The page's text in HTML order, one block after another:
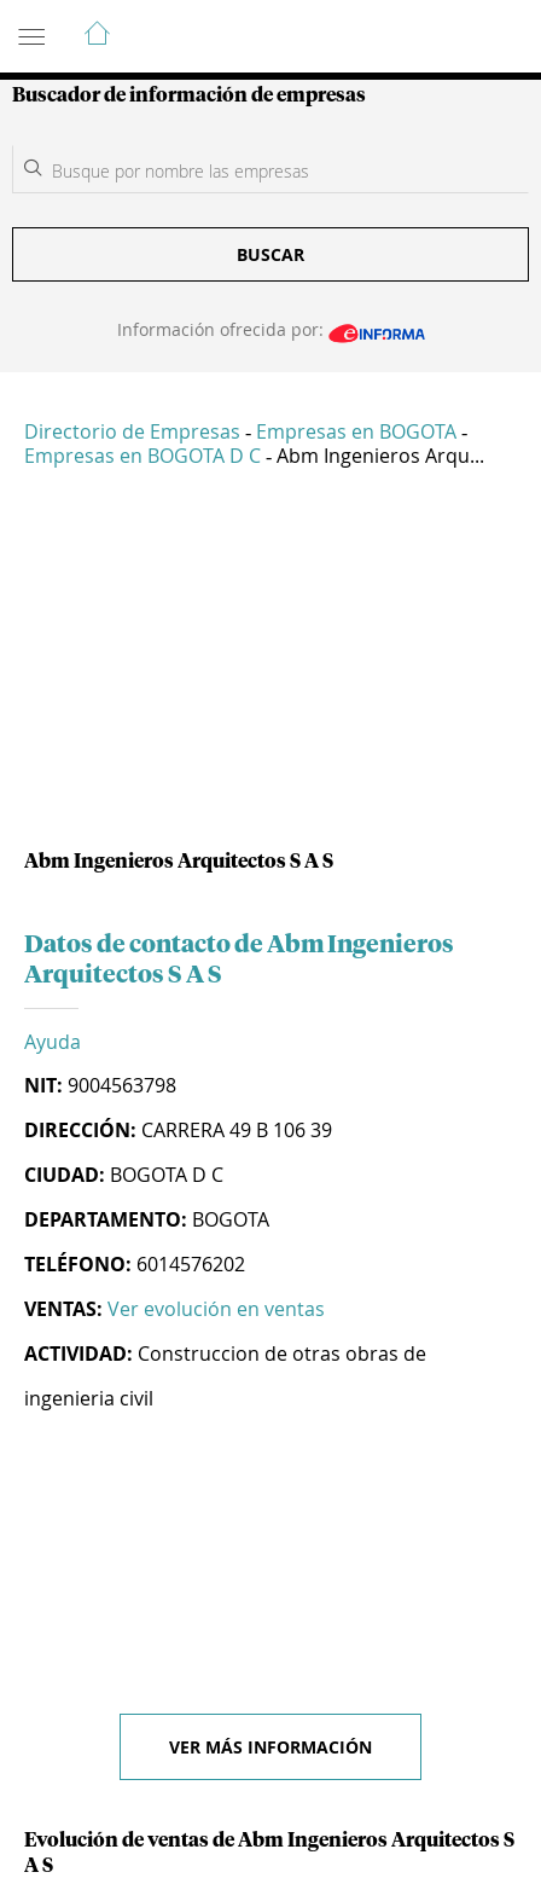
Guía de Empresas Colombianas
Buscador de información de empresas
BUSCAR
Información ofrecida por:
Directorio de Empresas - Empresas en BOGOTA -
Empresas en BOGOTA D C - Abm Ingenieros Arqu...
Abm Ingenieros Arquitectos S A S
Datos de contacto de Abm Ingenieros
Arquitectos S A S
Ayuda
NIT: 9004563798
DIRECCIÓN: CARRERA 49 B 106 39
CIUDAD: BOGOTA D C
DEPARTAMENTO: BOGOTA
TELÉFONO: 6014576202
VENTAS: Ver evolución en ventas
ACTIVIDAD: Construccion de otras obras de
ingenieria civil
VER MÁS INFORMACIÓN
Evolución de ventas de Abm Ingenieros Arquitectos S
A S